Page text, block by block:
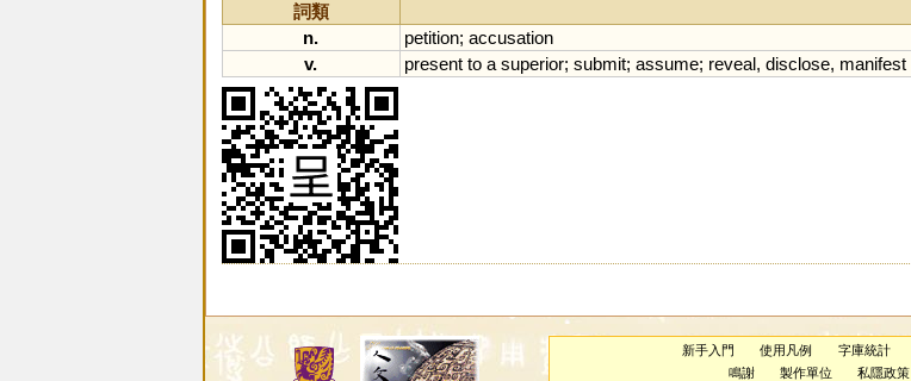
詞類
n.
petition; accusation
v.
present to a superior; submit; assume; reveal, disclose, manifest
新手入門 使用凡例 字庫統計
鳴謝
製作單位 私隱政策